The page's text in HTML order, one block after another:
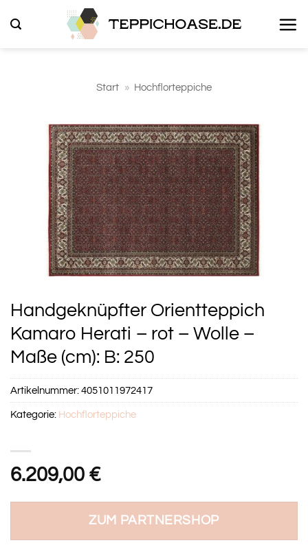
Inhalt
Start » Hochflorteppiche
Handgeknüpfter Orientteppich
Kamaro Herati – rot – Wolle –
Maße (cm): B: 250
6.209,00 €
ZUM PARTNERSHOP
Artikelnummer:4051011972417
Kategorie: Hochflorteppiche